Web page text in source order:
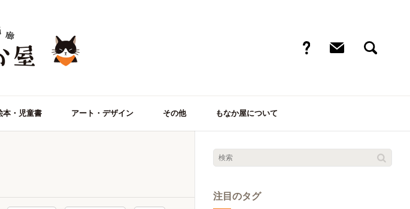
本・児童書 アート・デザイン その他 もなか屋について
注目のタグ